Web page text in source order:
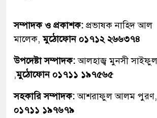
সম্পাদক ও প্রকাশক: প্রভাষক নাহিদ আল
মালেক,মুঠোফোন ০১৭১২ ২৬৬৩৭৪
উপদেষ্টা সম্পাদক:আলহাজ্ব মুনসী
,মুঠোফোন ০১৭১১ ১৯৭৫৬৫
সহকারি সম্পাদক:আশরাফুল আলম
০১৭১১ ১৯৭৬৭৯